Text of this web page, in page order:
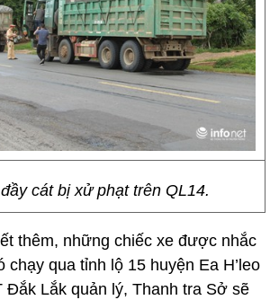
cát bị xử phạt trên QL14.
thêm, những chiếc xe được nhắc
chạy qua tỉnh lộ 15 huyện Ea H’leo
Đắk Lắk quản lý, Thanh tra Sở sẽ